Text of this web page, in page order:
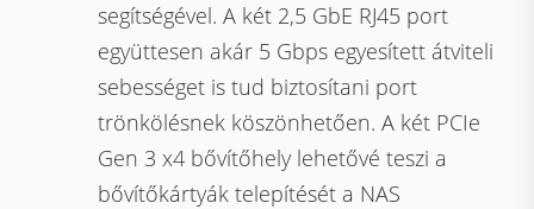
segítségével. A két 2,5 GbE RJ45 port
együttesen akár 5 Gbps egyesített átviteli
sebességet is tud biztosítani port
trönkölésnek köszönhetően. A két PCIe
Gen 3 x4 bővítőhely lehetővé teszi a
bővítőkártyák telepítését a NAS